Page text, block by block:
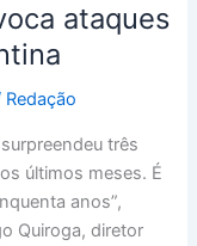
ataques
Redação
três
últimos meses. É
anos”,
Quiroga, diretor